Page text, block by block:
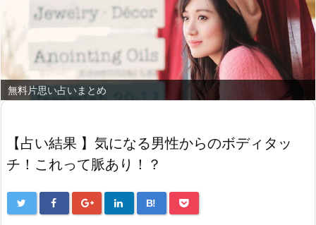
無料片思い占いまとめ
【占い結果 】気になる男性からのボディタッ
チ！これって脈あり！？
B!